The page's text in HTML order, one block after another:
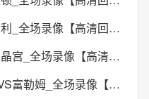
2026年05月24日 狼队VS伯恩利_全场录像【高清回放】
2026年05月24日 阿森纳VS水晶宫_全场录像【高清回放】
2026年05月24日 纽卡斯尔联VS富勒姆_全场录像【高清回放】